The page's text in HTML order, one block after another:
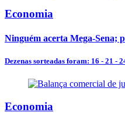
Economia
Ninguém acerta Mega-Sena;
Dezenas sorteadas foram: 16 - 21 -
Economia